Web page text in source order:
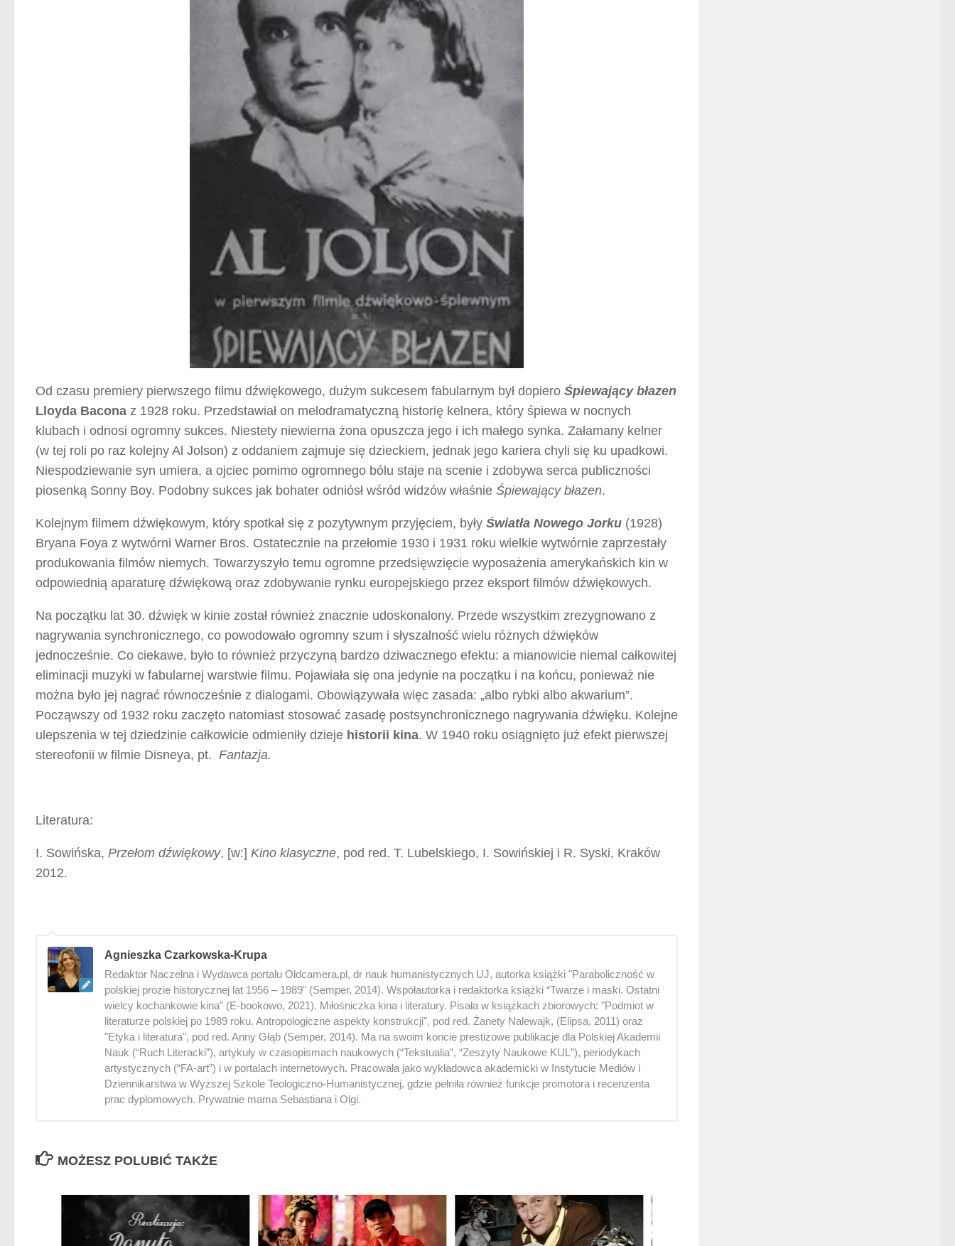
Od czasu premiery pierwszego filmu dźwiękowego, dużym sukcesem fabularnym był dopiero Śpiewający błazen
Lloyda Bacona z 1928 roku. Przedstawiał on melodramatyczną historię kelnera, który śpiewa w nocnych
klubach i odnosi ogromny sukces. Niestety niewierna żona opuszcza jego i ich małego synka. Załamany kelner
(w tej roli po raz kolejny Al Jolson) z oddaniem zajmuje się dzieckiem, jednak jego kariera chyli się ku upadkowi.
Niespodziewanie syn umiera, a ojciec pomimo ogromnego bólu staje na scenie i zdobywa serca publiczności
piosenką Sonny Boy. Podobny sukces jak bohater odniósł wśród widzów właśnie Śpiewający błazen.
Kolejnym filmem dźwiękowym, który spotkał się z pozytywnym przyjęciem, były Światła Nowego Jorku (1928)
Bryana Foya z wytwórni Warner Bros. Ostatecznie na przełomie 1930 i 1931 roku wielkie wytwórnie zaprzestały
produkowania filmów niemych. Towarzyszyło temu ogromne przedsięwzięcie wyposażenia amerykańskich kin w
odpowiednią aparaturę dźwiękową oraz zdobywanie rynku europejskiego przez eksport filmów dźwiękowych.
Na początku lat 30. dźwięk w kinie został również znacznie udoskonalony. Przede wszystkim zrezygnowano z
nagrywania synchronicznego, co powodowało ogromny szum i słyszalność wielu różnych dźwięków
jednocześnie. Co ciekawe, było to również przyczyną bardzo dziwacznego efektu: a mianowicie niemal całkowitej
eliminacji muzyki w fabularnej warstwie filmu. Pojawiała się ona jedynie na początku i na końcu, ponieważ nie
można było jej nagrać równocześnie z dialogami. Obowiązywała więc zasada: „albo rybki albo akwarium”.
Począwszy od 1932 roku zaczęto natomiast stosować zasadę postsynchronicznego nagrywania dźwięku. Kolejne
ulepszenia w tej dziedzinie całkowicie odmieniły dzieje historii kina. W 1940 roku osiągnięto już efekt pierwszej
stereofonii w filmie Disneya, pt. Fantazja.
Literatura:
I. Sowińska, Przełom dźwiękowy, [w:] Kino klasyczne, pod red. T. Lubelskiego, I. Sowińskiej i R. Syski, Kraków
2012.
Agnieszka Czarkowska-Krupa
Redaktor Naczelna i Wydawca portalu Oldcamera.pl, dr nauk humanistycznych UJ, autorka książki "Paraboliczność w
polskiej prozie historycznej lat 1956 – 1989" (Semper, 2014). Współautorka i redaktorka książki “Twarze i maski. Ostatni
wielcy kochankowie kina” (E-bookowo, 2021). Miłośniczka kina i literatury. Pisała w książkach zbiorowych: "Podmiot w
literaturze polskiej po 1989 roku. Antropologiczne aspekty konstrukcji", pod red. Żanety Nalewajk, (Elipsa, 2011) oraz
"Etyka i literatura", pod red. Anny Głąb (Semper, 2014). Ma na swoim koncie prestiżowe publikacje dla Polskiej Akademii
Nauk (“Ruch Literacki”), artykuły w czasopismach naukowych (“Tekstualia”, “Zeszyty Naukowe KUL”), periodykach
artystycznych (“FA-art”) i w portalach internetowych. Pracowała jako wykładowca akademicki w Instytucie Mediów i
Dziennikarstwa w Wyższej Szkole Teologiczno-Humanistycznej, gdzie pełniła również funkcje promotora i recenzenta
prac dyplomowych. Prywatnie mama Sebastiana i Olgi.
MOŻESZ POLUBIĆ TAKŻE